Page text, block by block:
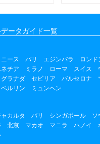
ータガイド一覧
ニース パリ エジンバラ ロンド
チア ミラノ ローマ スイス
グラナダ セビリア バルセロナ
ベルリン ミュンヘン
ャカルタ バリ シンガポール ソ
北京 マカオ マニラ ハノイ